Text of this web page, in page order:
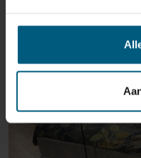
AUSSTELLUNGSRAUM